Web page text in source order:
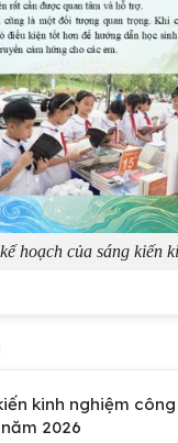
hoạch của sáng kiến
kinh nghiệm
2026